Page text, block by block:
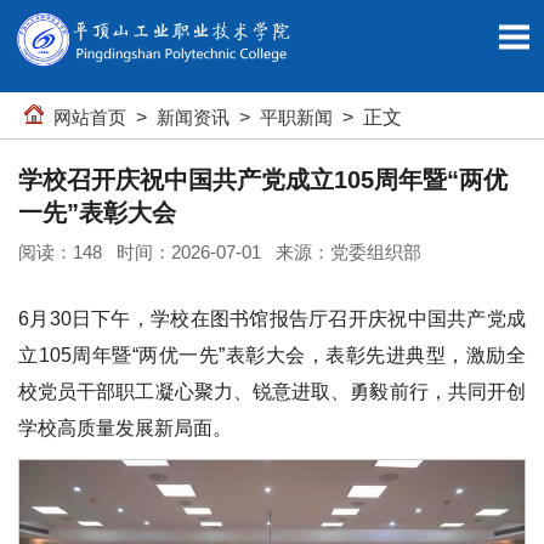
网站首页 > 新闻资讯 > 平职新闻 > 正文
学校召开庆祝中国共产党成立105周年暨“两优
一先”表彰大会
阅读： 148 时间：2026-07-01 来源：党委组织部
6月30日下午，学校在图书馆报告厅召开庆祝中国共产党成
立105周年暨“两优一先”表彰大会，表彰先进典型，激励全
校党员干部职工凝心聚力、锐意进取、勇毅前行，共同开创
学校高质量发展新局面。